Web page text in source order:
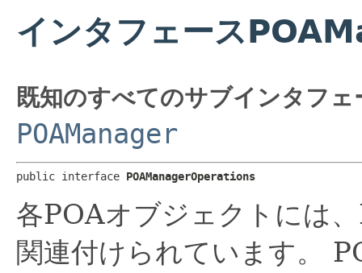
インタフェース
既知のすべてのサブインタフ
POAManager
public interface POAManagerOperations
各POAオブジェクトには
関連付けられています。